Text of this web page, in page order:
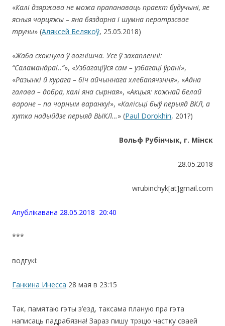
«Калі дзяржава не можа прапанаваць праект будучыні, яе
ясныя чарцяжы – яна бяздарна і шумна ператрэсвае
труны» (Аляксей Белякоў, 25.05.2018)
«Жаба скокнула ў вогнішча. Усе ў захапленні:
“Саламандра!..”», «Узбагаціўся сам – узбагаці ўран!»,
«Разынкі й курага – біч айчыннага хлебапячэння», «Адна
галава – добра, калі яна сырная», «Акцыя: кожнай белай
вароне – па чорным варанку!», «Калісьці быў перыяд ВКЛ, а
хутка надыйдзе перыяд ВЫКЛ…» (Paul Dorokhin, 201?)
Вольф Рубінчык, г. Мінск
28.05.2018
wrubinchyk[at]gmail.com
Апублiкавана 28.05.2018 20:40
***
водгукi:
Ганкина Инесса 28 мая в 23:15
Так, памятаю гэты з’езд, таксама планую пра гэта
написаць падрабязна! Зараз пишу трэцю частку сваей